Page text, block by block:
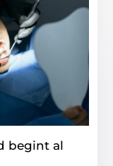
begint al